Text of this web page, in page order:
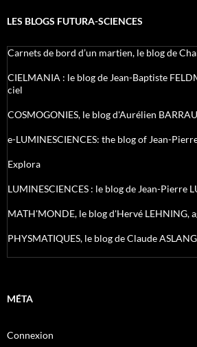
LES BLOGS FUTURA-SCIENCES
Carnets de bord d’un martien, le blog de
CIELMANIA : le blog de Jean-Baptiste
ciel
COSMOGONIES, le blog d'Aurélien
e-LUMINESCIENCES: the blog of Jean-
Explora
LUMINESCIENCES : le blog de Jean-Pierre
MATH'MONDE, le blog d'Hervé LEHNING,
PHYSMATIQUES, le blog de Claude
MÉTA
Connexion